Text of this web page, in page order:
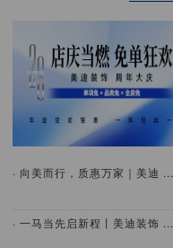
· 向美而行，质惠万家｜美迪 ...
· 一马当先启新程丨美迪装饰 ...